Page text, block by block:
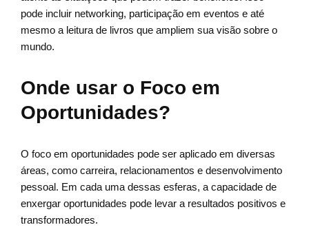
pode incluir networking, participação em eventos e até
mesmo a leitura de livros que ampliem sua visão sobre o
mundo.
Onde usar o Foco em
Oportunidades?
O foco em oportunidades pode ser aplicado em diversas
áreas, como carreira, relacionamentos e desenvolvimento
pessoal. Em cada uma dessas esferas, a capacidade de
enxergar oportunidades pode levar a resultados positivos e
transformadores.